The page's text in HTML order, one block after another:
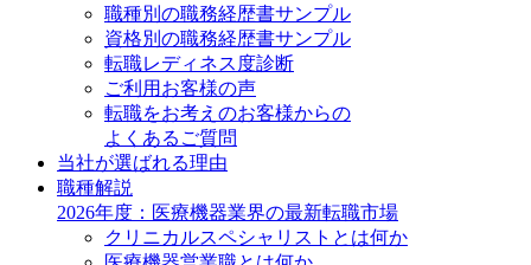
職種別の職務経歴書サンプル
資格別の職務経歴書サンプル
転職レディネス度診断
ご利用お客様の声
転職をお考えのお客様からの
よくあるご質問
当社が選ばれる理由
職種解説
2026年度：医療機器業界の最新転職市場
クリニカルスペシャリストとは何か